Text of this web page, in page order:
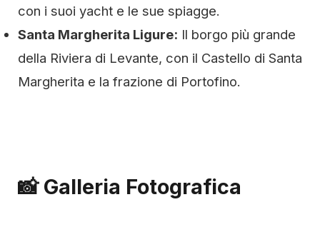
con i suoi yacht e le sue spiagge.
Santa Margherita Ligure: Il borgo più grande
della Riviera di Levante, con il Castello di Santa
Margherita e la frazione di Portofino.
📸 Galleria Fotografica